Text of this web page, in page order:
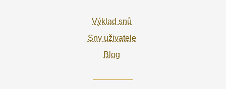
Výklad snů
Sny uživatele
Blog